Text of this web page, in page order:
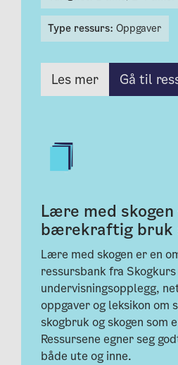
Type ressurs: Oppgaver
Les mer Gå til
Lære med skogen
bærekraftig bruk
Lære med skogen er en
ressursbank fra
undervisningsopplegg,
oppgaver og leksikon
skogbruk og skogen som
Ressursene egner seg
både ute og inne.